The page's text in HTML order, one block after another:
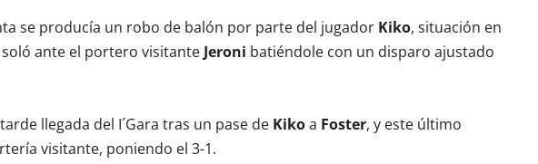
se producía un robo de balón por parte del jugador Kiko, situación en
ante el portero visitante Jeroni batiéndole con un disparo ajustado
llegada del I´Gara tras un pase de Kikoa Foster, y este último
visitante, poniendo el 3-1.